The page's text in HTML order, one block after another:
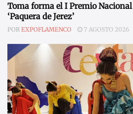
Toma forma el I Premio
‘Paquera de Jerez’
POR EXPOFLAMENCO 7 AGOSTO 2026